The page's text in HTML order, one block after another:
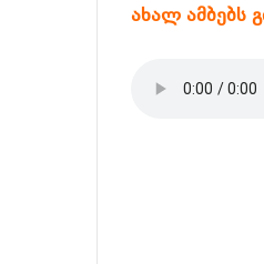
ახალ ამბებს